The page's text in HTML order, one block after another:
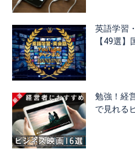
英語学習
【49選
勉強！経
で見れる